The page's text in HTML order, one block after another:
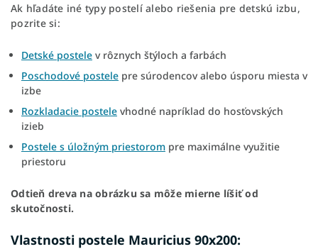
Ak hľadáte iné typy postelí alebo riešenia pre detskú izbu,
pozrite si:
Detské postele v rôznych štýloch a farbách
Poschodové postele pre súrodencov alebo úsporu miesta v
izbe
Rozkladacie postele vhodné napríklad do hosťovských
izieb
Postele s úložným priestorom pre maximálne využitie
priestoru
Odtieň dreva na obrázku sa môže mierne líšiť od
skutočnosti.
Vlastnosti postele Mauricius 90x200: